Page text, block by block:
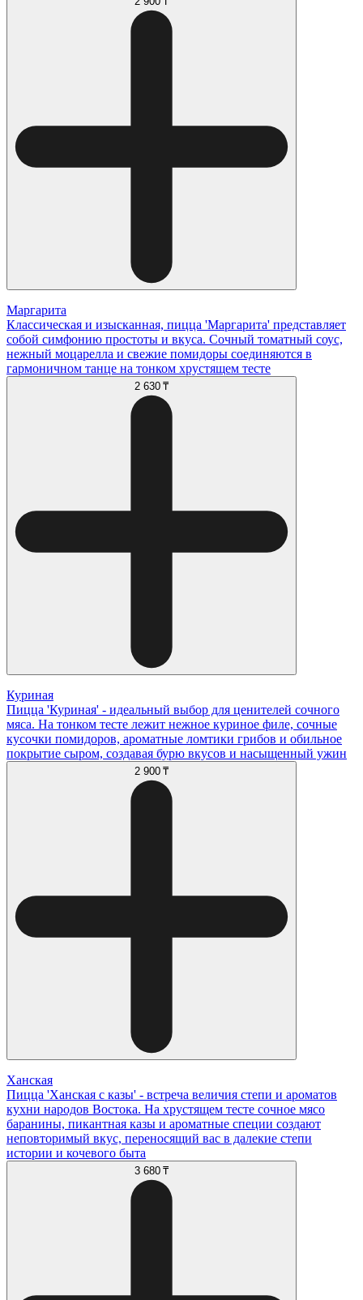
Маргарита
Классическая и изысканная, пицца 'Маргарита' представляет
собой симфонию простоты и вкуса. Сочный томатный соус,
нежный моцарелла и свежие помидоры соединяются в
гармоничном танце на тонком хрустящем тесте
2 630 ₸
Куриная
Пицца 'Куриная' - идеальный выбор для ценителей сочного
мяса. На тонком тесте лежит нежное куриное филе, сочные
кусочки помидоров, ароматные ломтики грибов и обильное
покрытие сыром, создавая бурю вкусов и насыщенный ужин
2 900 ₸
Ханская
Пицца 'Ханская с казы' - встреча величия степи и ароматов
кухни народов Востока. На хрустящем тесте сочное мясо
баранины, пикантная казы и ароматные специи создают
неповторимый вкус, переносящий вас в далекие степи
истории и кочевого быта
3 680 ₸